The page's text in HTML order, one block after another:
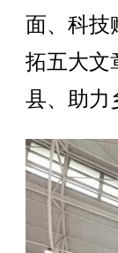
面、科技
拓五大文
县、助力